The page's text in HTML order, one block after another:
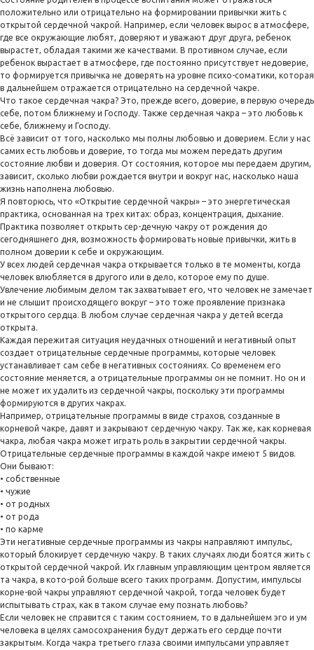
положительно или отрицательно на формировании привычки жить с
открытой сердечной чакрой. Например, если человек вырос в атмосфере,
где все окружающие любят, доверяют и уважают друг друга, ребенок
вырастет, обладая такими же качествами. В противном случае, если
ребенок вырастает в атмосфере, где постоянно присутствует недоверие,
то формируется привычка не доверять на уровне психо-соматики, которая
в дальнейшем отражается отрицательно на сердечной чакре.
Что такое сердечная чакра? Это, прежде всего, доверие, в первую очередь
себе, потом ближнему и Господу. Также сердечная чакра – это любовь к
себе, ближнему и Господу.
Всё зависит от того, насколько мы полны любовью и доверием. Если у нас
самих есть любовь и доверие, то тогда мы можем передать другим
состояние любви и доверия. От состояния, которое мы передаем другим,
зависит, сколько любви рождается внутри и вокруг нас, насколько наша
жизнь наполнена любовью.
Я повторюсь, что «Открытие сердечной чакры» – это энергетическая
практика, основанная на трех китах: образ, концентрация, дыхание.
Практика позволяет открыть сер-дечную чакру от рождения до
сегодняшнего дня, возможность формировать новые привычки, жить в
полном доверии к себе и окружающим.
У всех людей сердечная чакра открывается только в те моменты, когда
человек влюбляется в другого или в дело, которое ему по душе.
Увлечение любимым делом так захватывает его, что человек не замечает
и не слышит происходящего вокруг – это тоже проявление признака
открытого сердца. В любом случае сердечная чакра у детей всегда
открыта.
Каждая пережитая ситуация неудачных отношений и негативный опыт
создает отрицательные сердечные программы, которые человек
устанавливает сам себе в негативных состояниях. Со временем его
состояние меняется, а отрицательные программы он не помнит. Но он и
не может их удалить из сердечной чакры, поскольку эти программы
формируются в других чакрах.
Например, отрицательные программы в виде страхов, созданные в
корневой чакре, давят и закрывают сердечную чакру. Так же, как корневая
чакра, любая чакра может играть роль в закрытии сердечной чакры.
Отрицательные сердечные программы в каждой чакре имеют 5 видов.
Они бывают:
• собственные
• чужие
• от родных
• от рода
• по карме
Эти негативные сердечные программы из чакры направляют импульс,
который блокирует сердечную чакру. В таких случаях люди боятся жить с
открытой сердечной чакрой. Их главным управляющим центром является
та чакра, в кото-рой больше всего таких программ. Допустим, импульсы
корне-вой чакры управляют сердечной чакрой, тогда человек будет
испытывать страх, как в таком случае ему познать любовь?
Если человек не справится с таким состоянием, то в дальнейшем эго и ум
человека в целях самосохранения будут держать его сердце почти
закрытым. Когда чакра третьего глаза своими импульсами управляет